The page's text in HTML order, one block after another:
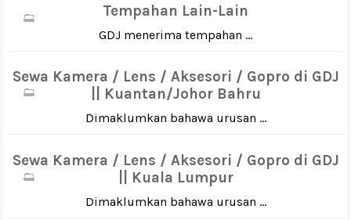
Tempahan Lain-Lain
GDJ menerima tempahan ...
Sewa Kamera / Lens / Aksesori / Gopro di GDJ
|| Kuantan/Johor Bahru
Dimaklumkan bahawa urusan ...
Sewa Kamera / Lens / Aksesori / Gopro di GDJ
|| Kuala Lumpur
Dimaklumkan bahawa urusan ...